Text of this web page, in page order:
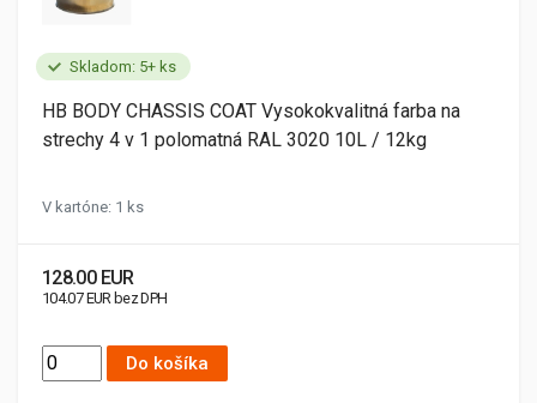
Skladom: 5+ ks
HB BODY CHASSIS COAT Vysokokvalitná farba na
strechy 4 v 1 polomatná RAL 3020 10L / 12kg
V kartóne: 1 ks
128.00 EUR
104.07 EUR bez DPH
Do košíka